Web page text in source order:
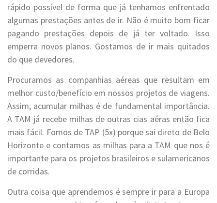
rápido possível de forma que já tenhamos enfrentado
algumas prestações antes de ir. Não é muito bom ficar
pagando prestações depois de já ter voltado. Isso
emperra novos planos. Gostamos de ir mais quitados
do que devedores.
Procuramos as companhias aéreas que resultam em
melhor custo/benefício em nossos projetos de viagens.
Assim, acumular milhas é de fundamental importância.
A TAM já recebe milhas de outras cias aéras então fica
mais fácil. Fomos de TAP (5x) porque sai direto de Belo
Horizonte e contamos as milhas para a TAM que nos é
importante para os projetos brasileiros e sulamericanos
de corridas.
Outra coisa que aprendemos é sempre ir para a Europa